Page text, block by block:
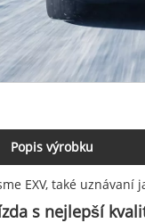
Popis výrobku
EXV, také
s nejlepší